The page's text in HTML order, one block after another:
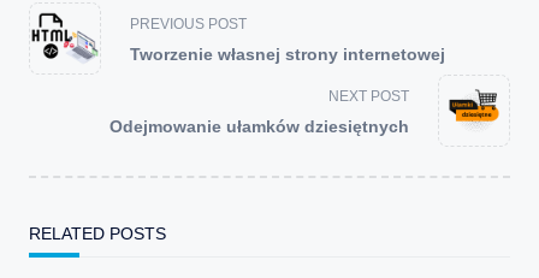
<span
class="nav-
subtitle
PREVIOUS POST
Tworzenie własnej strony internetowej
NEXT POST
Odejmowanie ułamków dziesiętnych
RELATED POSTS